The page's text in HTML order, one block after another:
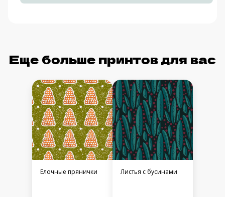
Еще больше принтов для вас
Елочные прянички Листья с бусинами